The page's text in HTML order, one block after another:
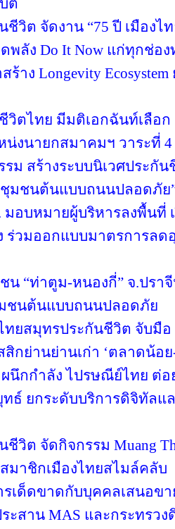
ติ
ชีวิต จัดงาน “75 ปี เมือง
พลัง Do It Now แก่ทุกช่อ
ร้าง Longevity
วิตไทย มีมติเอกฉันท์เลือ
น่งนายกสมาคมฯ วาระที่
ม สร้างระบบนิเวศประกัน
มชนต้นแบบถนนปลอดภัย
มอบหมายผู้บริหารลงพื้นที่
ร่วมออกแบบมาตรการลด
“ท่าตูม-หนองกี่” จ.ปรา
ชนต้นแบบถนนปลอดภัย
ทยสมุทรประกันชีวิต จับมือ
กย่านย่านเก่า ‘ตลาดน้อย
นึกกำลัง ไปรษณีย์ไทย ต่
ธ์ ยกระดับบริการดิจิทัลแ
ชีวิต จัดกิจกรรม Muang
สมาชิกเมืองไทยสไมล์คลับ
เด็ดขาดกับบุคคลเสนอข
ะสาน MAS และกระทรวง